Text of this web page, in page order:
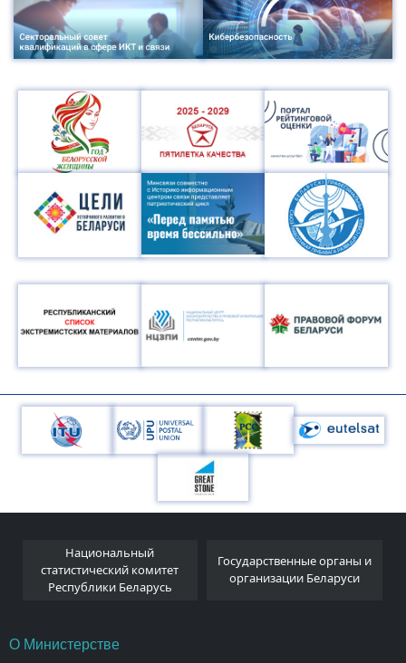
Национальный
статистический комитет
Республики Беларусь
Государственные органы и
организации Беларуси
О Министерстве